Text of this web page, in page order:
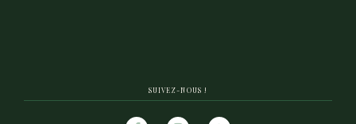
SUIVEZ-NOUS !